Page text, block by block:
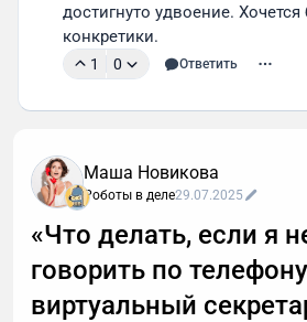
достигнуто удвоение.
конкретики.
1 0 Ответить
Маша Новикова
Роботы в деле29.07.2025
«Что делать, если я
говорить по
виртуальный